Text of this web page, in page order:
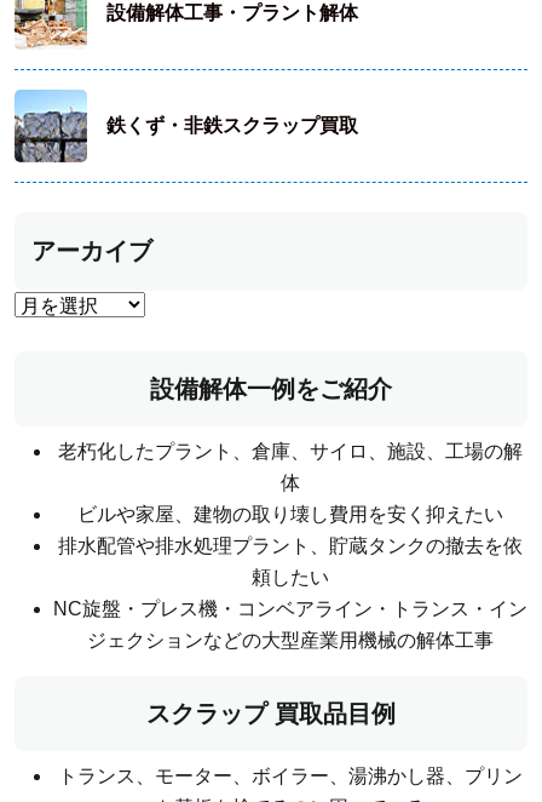
設備解体工事・プラント解体
鉄くず・非鉄スクラップ買取
アーカイブ
設備解体一例をご紹介
老朽化したプラント、倉庫、サイロ、施設、工場の解
体
ビルや家屋、建物の取り壊し費用を安く抑えたい
排水配管や排水処理プラント、貯蔵タンクの撤去を依
頼したい
NC旋盤・プレス機・コンベアライン・トランス・イン
ジェクションなどの大型産業用機械の解体工事
スクラップ 買取品目例
トランス、モーター、ボイラー、湯沸かし器、プリン